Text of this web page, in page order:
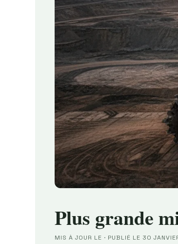
Plus grande
MIS À JOUR LE · PUBLIÉ LE 30